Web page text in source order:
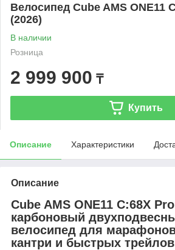
Велосипед Cube AMS ONE11
(2026)
В наличии
Розница
2 999 900 ₸
Купить
Описание Характеристики
Описание
Cube AMS ONE11 C:68X
карбоновый
велосипед для
кантри и быстрых трейлов